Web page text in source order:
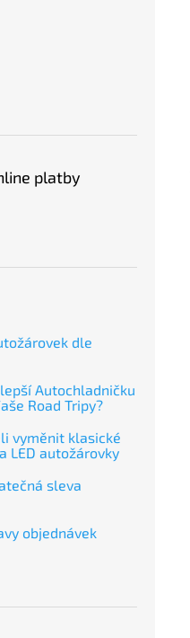
platby
dle
Autochladničku
Road Tripy?
vyměnit klasické
LED autožárovky
sleva
objednávek